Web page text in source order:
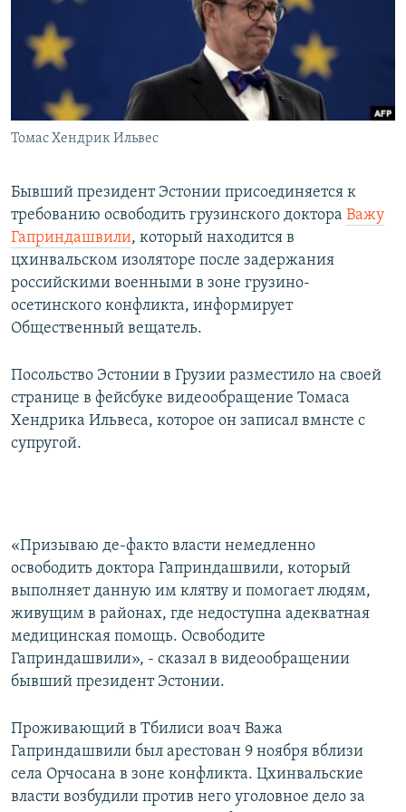
МИР
ГОЛОСА
Все сайты РСЕ/РС
Томас Хендрик Ильвес
Бывший президент Эстонии присоединяется к
требованию освободить грузинского доктора Важу
Гаприндашвили, который находится в
цхинвальском изоляторе после задержания
российскими военными в зоне грузино-
осетинского конфликта, информирует
Общественный вещатель.
Посольство Эстонии в Грузии разместило на своей
странице в фейсбуке видеообращение Томаса
Хендрика Ильвеса, которое он записал вмнсте с
супругой.
«Призываю де-факто власти немедленно
освободить доктора Гаприндашвили, который
выполняет данную им клятву и помогает людям,
живущим в районах, где недоступна адекватная
медицинская помощь. Освободите
Гаприндашвили», - сказал в видеообращении
бывший президент Эстонии.
Проживающий в Тбилиси воач Важа
Гаприндашвили был арестован 9 ноября вблизи
села Орчосана в зоне конфликта. Цхинвальские
власти возбудили против него уголовное дело за